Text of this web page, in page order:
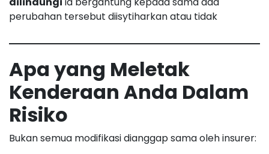
perubahan tersebut diisytiharkan atau tidak
Apa yang Meletak
Kenderaan Anda Dalam
Risiko
Bukan semua modifikasi dianggap sama oleh insurer: